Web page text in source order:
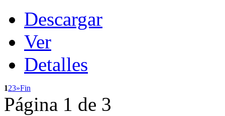
Descargar
Ver
Detalles
123»Fin
Página 1 de 3